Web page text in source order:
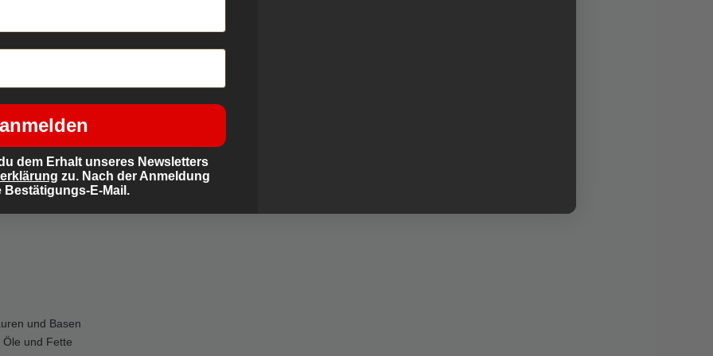
und Basen
und Fette
dem Erhalt unseres Newsletters
zu. Nach der Anmeldung
Bestätigungs-E-Mail.